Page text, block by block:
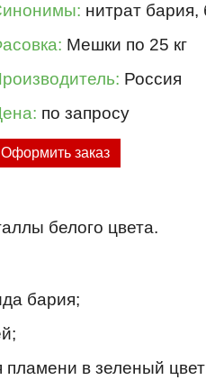
нитрат бария,
Мешки по 25 кг
Россия
по запросу
Оформить заказ
белого цвета.
бария;
в зеленый